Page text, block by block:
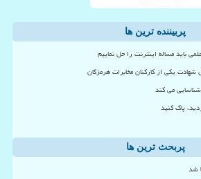
پربیننده ترین ها
باید مساله اینترنت را حل نماییم
شهادت یکی از کارکنان مخابرات هرمزگان
شناسایی می کند
پاک کنید
پربحث ترین ها
شد